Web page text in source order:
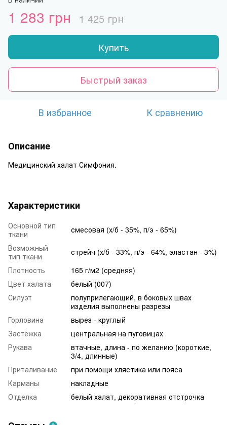
1 283 грн 1 425 грн
Купить
Быстрый заказ
В избранное К сравнению
Описание
Медицинский халат Симфония.
Характеристики
Основной тип
ткани
смесовая (х/б - 35%, п/э - 65%)
Возможный
тип ткани
стрейч (х/б - 33%, п/э - 64%, эластан - 3%)
Плотность
165 г/м2 (средняя)
Цвет халата
белый (007)
Силуэт
полуприлегающий, в боковых швах
изделия выполнены разрезы
Горловина
вырез - круглый
Застёжка
центральная на пуговицах
Рукава
втачные, длина - по желанию (короткие,
3/4, длинные)
Приталивание
при помощи хлястика или пояса
Карманы
накладные
Отделка
белый халат, декоративная отстрочка